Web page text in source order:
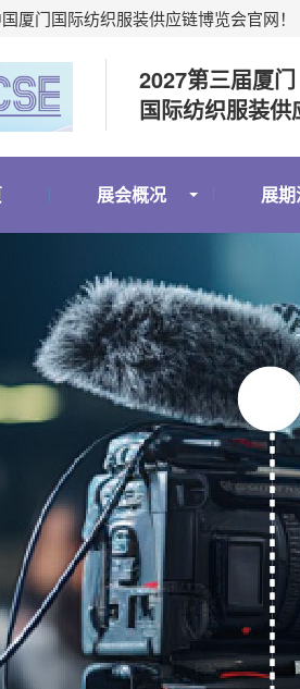
厦门国际纺织服装供应链博览会官网！
2027第三届厦门
国际纺织服装供
展会概况 展